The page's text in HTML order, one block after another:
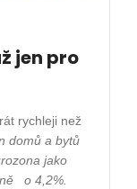
jen pro
rychleji než
domů a bytů
jako
o 4,2%.